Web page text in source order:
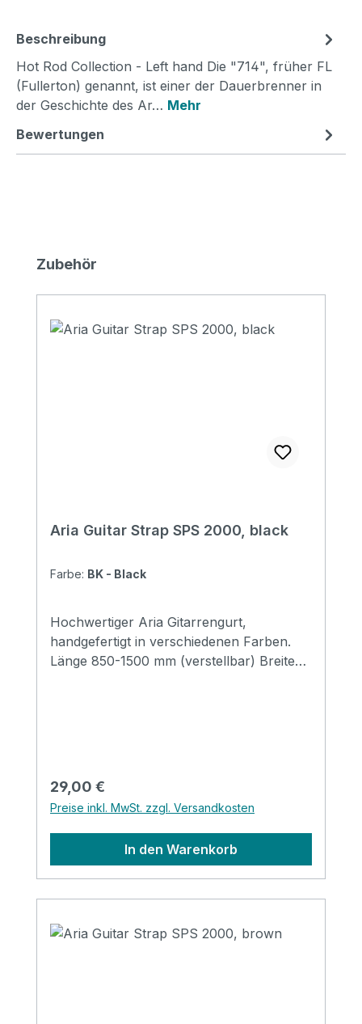
Beschreibung
Hot Rod Collection - Left hand Die "714", früher FL
(Fullerton) genannt, ist einer der Dauerbrenner in
der Geschichte des Ar… Mehr
Bewertungen
Produktgalerie überspringen
Zubehör
Aria Guitar Strap SPS 2000, black
Farbe: BK - Black
Hochwertiger Aria Gitarrengurt,
handgefertigt in verschiedenen Farben.
Länge 850-1500 mm (verstellbar) Breite
Regulärer Preis:
29,00 €
Preise inkl. MwSt. zzgl. Versandkosten
In den Warenkorb